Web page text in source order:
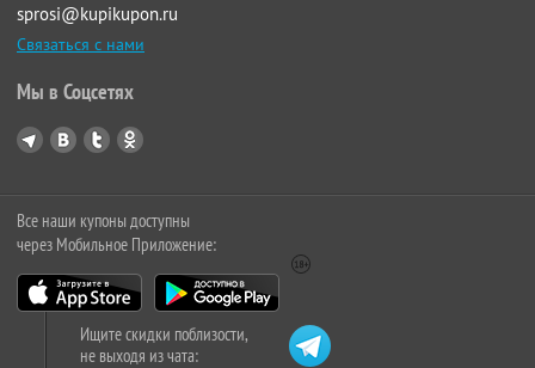
sprosi@kupikupon.ru
Связаться с нами
Мы в Соцсетях
Все наши купоны доступны
через Мобильное Приложение:
Ищите скидки поблизости,
не выходя из чата: